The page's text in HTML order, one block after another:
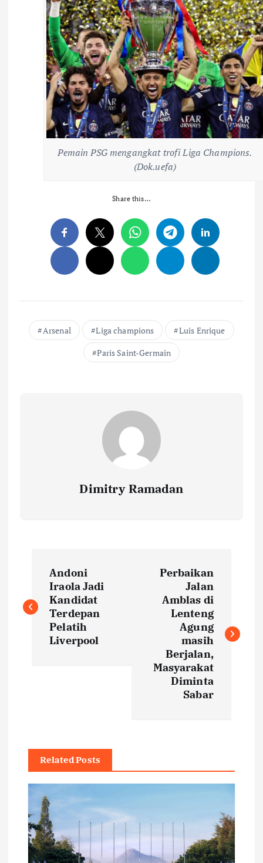
Pemain PSG mengangkat trofi Liga Champions.
(Dok.uefa)
Share this…
Arsenal Liga champions
Luis Enrique
Paris Saint-Germain
Dimitry Ramadan
o
s
g
a
t
Andoni
Iraola Jadi
Kandidat
Terdepan
Pelatih
Liverpool
Perbaikan
Jalan
Amblas di
Lenteng
Agung
masih
Berjalan,
Masyarakat
Diminta
Sabar
Related Posts